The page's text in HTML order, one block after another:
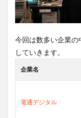
今回は数多い企業
していきます。
企業名
電通デジタル